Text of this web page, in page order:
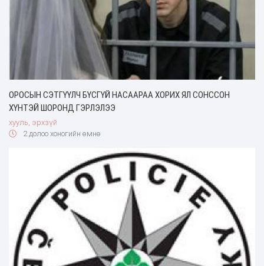
ОРОСЫН СЭТГҮҮЛЧ БҮСГҮЙ НАСААРАА ХОРИХ ЯЛ СОНССОН
ХҮНТЭЙ ШОРОНД ГЭРЛЭЛЭЭ
хууль, эрхзүй
2 долоо хоногийн өмнө